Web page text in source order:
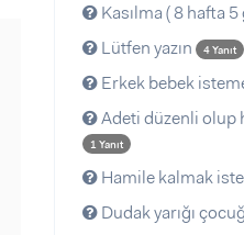
Kasılma ( 8 hafta
Lütfen yazın 4 Yanıt
Erkek bebek
Adeti düzenli olup
1 Yanıt
Hamile kalmak
Dudak yarığı